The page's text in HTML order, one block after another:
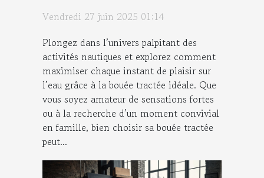
Vendredi 27 juin 2025 01:14
Plongez dans l’univers palpitant des
activités nautiques et explorez comment
maximiser chaque instant de plaisir sur
l’eau grâce à la bouée tractée idéale. Que
vous soyez amateur de sensations fortes
ou à la recherche d’un moment convivial
en famille, bien choisir sa bouée tractée
peut...